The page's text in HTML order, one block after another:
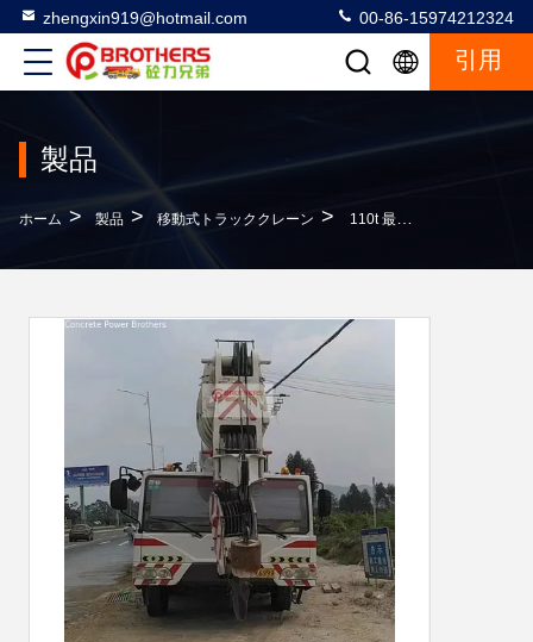
zhengxin919@hotmail.com 00-86-15974212324
引用
製品
ホーム > 製品 > 移動式トラッククレーン > 110t 最大持ち上げ高さ 40m 中古式ホイストラック クレーン ズームリオン Zty90t Xcg Xct Sy